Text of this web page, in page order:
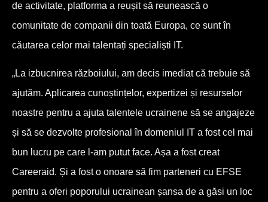
de activitate, platforma a reușit să reunească o
comunitate de companii din toată Europa, ce sunt în
căutarea celor mai talentați specialiști IT.
„La izbucnirea războiului, am decis imediat că trebuie să
ajutăm. Aplicarea cunoștințelor, expertizei și resurselor
noastre pentru a ajuta talentele ucrainene să se angajeze
și să se dezvolte profesional în domeniul IT a fost cel mai
bun lucru pe care l-am putut face. Așa a fost creat
Careeraid. Și a fost o onoare să fim parteneri cu EFSE
pentru a oferi poporului ucrainean șansa de a găsi un loc